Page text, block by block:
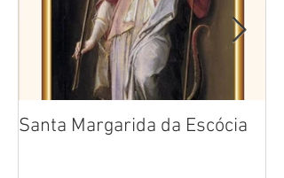
Santa Margarida da Escócia